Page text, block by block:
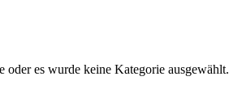
oder es wurde keine Kategorie ausgewählt.